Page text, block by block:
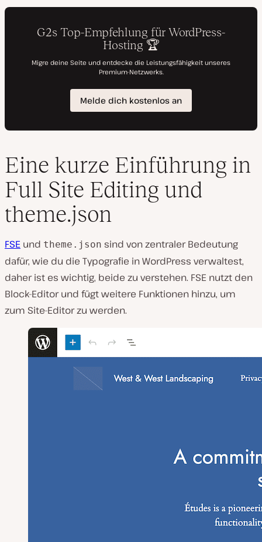
Eine kurze Einführung in
Full Site Editing und
theme.json
FSE und theme.json sind von zentraler Bedeutung
dafür, wie du die Typografie in WordPress verwaltest,
daher ist es wichtig, beide zu verstehen. FSE nutzt den
Block-Editor und fügt weitere Funktionen hinzu, um
zum Site-Editor zu werden.